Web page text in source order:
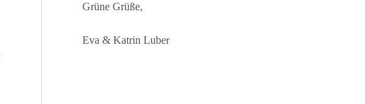
Grüne Grüße,
Eva & Katrin Luber